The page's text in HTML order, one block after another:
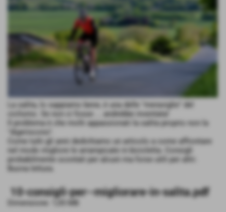
La salita, lo sappiamo bene, è una delle "meraviglie" del
ciclismo. Se non ci fosse ... andrebbe inventata!
Il problema è che molti appassionati la salita proprio non la
"digeriscono".
Come tutti gli anni dedichiamo un articolo a come affrontare
nel modo migliore le arrampicate in bicicletta. Consigli
probabilmente scontati per alcuni ma forse utili per altri.
Buona lettura.
10-consigli-per--migliorare-in-salita.pdf
Dimensione: 1,05 MB